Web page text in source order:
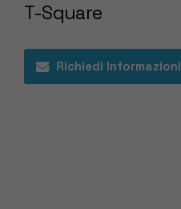
T-Square
Richiedi Informazioni